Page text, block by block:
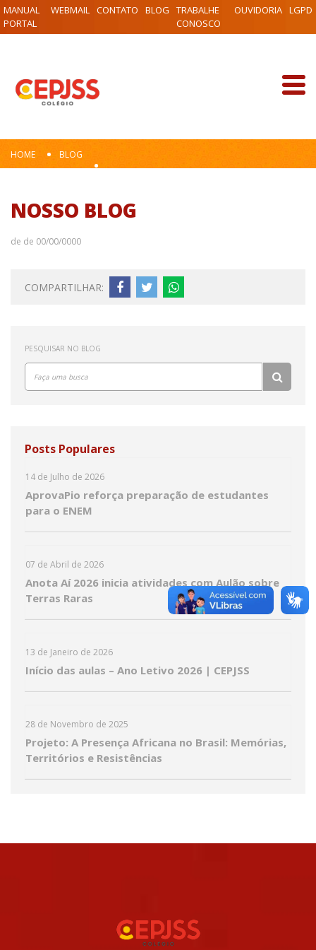
MANUAL
PORTAL
WEBMAIL CONTATO BLOG
TRABALHE
CONOSCO
OUVIDORIA LGPD
HOME BLOG
NOSSO BLOG
de de 00/00/0000
COMPARTILHAR:
PESQUISAR NO BLOG
Posts Populares
14 de Julho de 2026
AprovaPio reforça preparação de estudantes
para o ENEM
07 de Abril de 2026
Anota Aí 2026 inicia atividades com Aulão sobre
Terras Raras
13 de Janeiro de 2026
Início das aulas – Ano Letivo 2026 | CEPJSS
28 de Novembro de 2025
Projeto: A Presença Africana no Brasil: Memórias,
Territórios e Resistências